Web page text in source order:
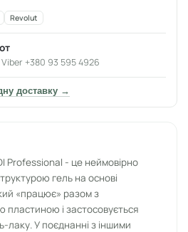
Revolut
+380 93 595 4926
доставку →
Professional - це неймовірно
гель на основі
«працює» разом з
пластиною і застосовується
лаку. У поєднанні з іншими